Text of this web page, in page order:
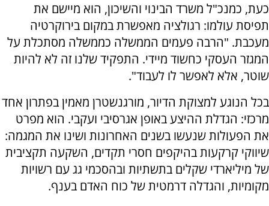
כעת, כמנכ"ל משרד הבינוי והשיכון, הוא מיישם את
תפיסת עולמו: רגולציה מאפשרת במקום בירוקרטיה
מעכבת. "הרבה פעמים הממשלה כממשלה מסתכלת על
המגזר העסקי כחשוד מיידי. התפקיד שלנו זה לא להיות
שוטר, אלא לאפשר לו לעבוד".
בכל הנוגע למצוקת הדיור, מורגנשטרן מאמין בפתרון אחד
מרכזי: הגדלת ההיצע באופן אגרסיבי ועקבי. הוא מפרט
את הפעולות שנעשו בשנים האחרונות ושינו את המגמה:
שיווקי קרקעות בהיקפים חסרי תקדים, השקעה תקציבית
של מיליארדי שקלים בתשתיות ובהסכמי גג עם רשויות
מקומיות, והגדלה דרמטית של כוח האדם בענף.